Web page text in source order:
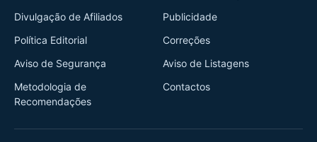
Divulgação de Afiliados
Publicidade
Política Editorial
Correções
Aviso de Segurança
Aviso de Listagens
Metodologia de
Recomendações
Contactos